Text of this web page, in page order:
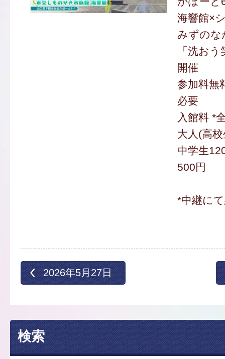
海響館×
みずのな
「洗お
開催
参加料無
必要
入館料 *
大人(高
中学生
500円
*中継に
2026年5月27日
検索